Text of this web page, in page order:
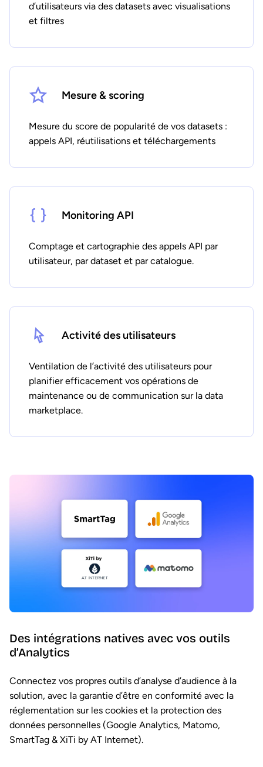
d’utilisateurs via des datasets avec visualisations
et filtres
Mesure & scoring
Mesure du score de popularité de vos datasets :
appels API, réutilisations et téléchargements
Monitoring API
Comptage et cartographie des appels API par
utilisateur, par dataset et par catalogue.
Activité des utilisateurs
Ventilation de l’activité des utilisateurs pour
planifier efficacement vos opérations de
maintenance ou de communication sur la data
marketplace.
Des intégrations natives avec vos outils
d’Analytics
Connectez vos propres outils d’analyse d’audience à la
solution, avec la garantie d’être en conformité avec la
réglementation sur les cookies et la protection des
données personnelles (Google Analytics, Matomo,
SmartTag & XiTi by AT Internet).